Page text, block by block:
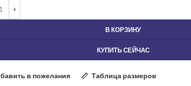
В КОРЗИНУ
КУПИТЬ СЕЙЧАС
в пожелания Таблица размеров